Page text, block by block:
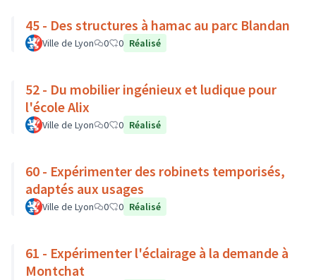
45 - Des structures à hamac au parc Blandan
Ville de Lyon 0 0 Réalisé
52 - Du mobilier ingénieux et ludique pour
l'école Alix
Ville de Lyon 0 0 Réalisé
60 - Expérimenter des robinets temporisés,
adaptés aux usages
Ville de Lyon 0 0 Réalisé
61 - Expérimenter l'éclairage à la demande à
Montchat